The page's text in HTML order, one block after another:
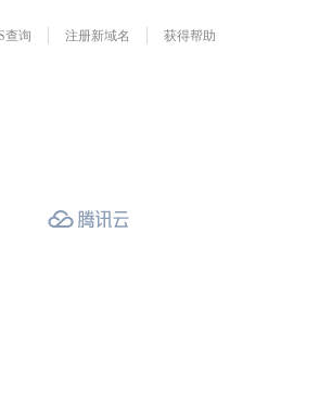
查询 注册新域名 获得帮助